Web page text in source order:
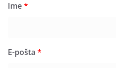
Ime*
E-pošta *